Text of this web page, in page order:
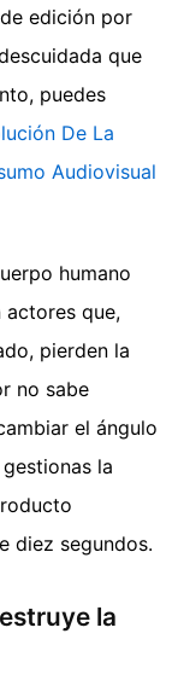
edición por
que
puedes
De La
Audiovisual
humano
que,
pierden la
no sabe
el ángulo
la
diez segundos.
la